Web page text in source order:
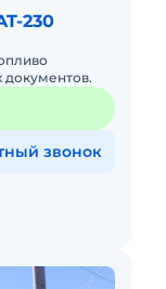
230
документов.
звонок